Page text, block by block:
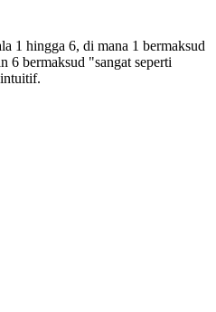
1 hingga 6, di mana 1 bermaksud
6 bermaksud "sangat seperti